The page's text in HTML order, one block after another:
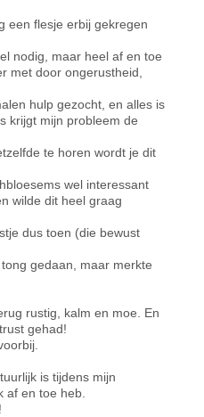
een flesje erbij gekregen
nodig, maar heel af en toe
met door ongerustheid,
hulp gezocht, en alles is
krijgt mijn probleem de
te horen wordt je dit
wel interessant
wilde dit heel graag
dus toen (die bewust
gedaan, maar merkte
rustig, kalm en moe. En
gehad!
is tijdens mijn
af en toe heb.